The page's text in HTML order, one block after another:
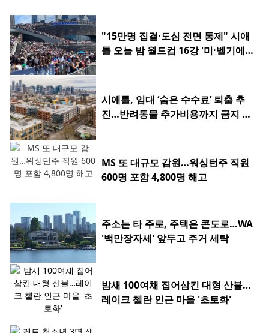
"15만명 집결·도심 전면 통제" 시애
틀 오늘 밤 월드컵 16강 '미·벨기에
시애틀, 임대 ‘숨은 수수료’ 퇴출 추
진…반려동물 추가비용까지 금지 검
MS 또 대규모 감원…워싱턴주 직원
600명 포함 4,800명 해고
주소는 타 주로, 주택은 콘도로…WA
'백만장자세' 앞두고 주거 세탁
밤새 100여채 집어삼킨 대형 산불…
레이크 첼란 인근 마을 '초토화'